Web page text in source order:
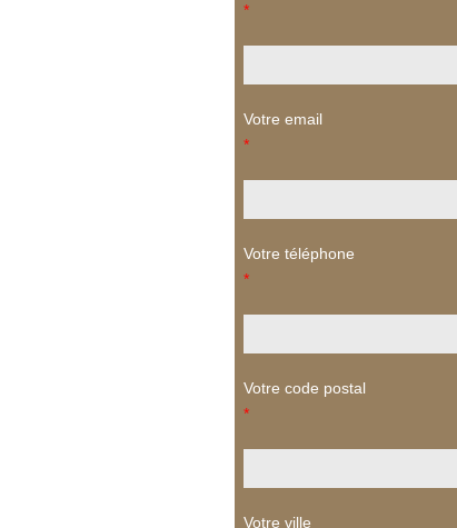
*
Votre email
*
Votre téléphone
*
Votre code postal
*
Votre ville